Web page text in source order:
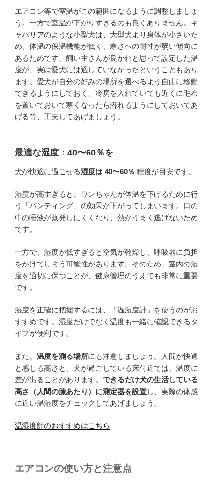
エアコン等で室温がこの範囲になるように調整しましょ
う。一方で室温が下がりすぎるのも良くありません。キ
ャバリアのような小型犬は、大型犬より身体が小さいた
め、体温の保温機能が低く、寒さへの耐性が弱い傾向に
あるためです。飼い主さんが良かれと思って設定した温
度が、実は愛犬には適していなかったということもあり
ます。愛犬が自分の好みの場所を選べるよう自由に移動
できるようにしておく、冷房を入れていても近くに毛布
を置いておいて寒くなったら潜れるようにしておいてあ
げる等、工夫してあげましょう。
最適な湿度：40〜60％を
犬が快適に過ごせる湿度は 40〜60％ 程度が目安です。
湿度が高すぎると、ワンちゃんが体温を下げるために行
う「パンティング」の効果が下がってしまいます。口の
中の唾液が蒸発しにくくなり、熱がうまく逃げないため
です。
一方で、湿度が低すぎると空気が乾燥し、呼吸器に負担
をかけてしまう可能性があります。そのため、室内の湿
度を適切に保つことが、健康管理のうえでも非常に重要
です。
湿度を正確に把握するには、「温湿度計」を使うのがお
すすめです。湿度だけでなく温度も一緒に確認できるタ
イプが便利です。
また、 温度を測る場所にも注意しましょう。人間が快適
と感じる高さと、犬が過ごしている床付近では、温度に
差が出ることがあります。 できるだけ犬の生活している
高さ（人間の膝あたり）に測定器を設置し、実際の体感
に近い温湿度をチェックしてあげましょう。
温湿度計のおすすめはこちら
エアコンの使い方と注意点